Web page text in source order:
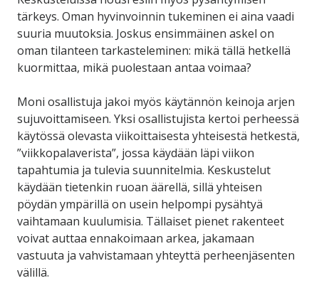
tärkeys. Oman hyvinvoinnin tukeminen ei aina vaadi
suuria muutoksia. Joskus ensimmäinen askel on
oman tilanteen tarkasteleminen: mikä tällä hetkellä
kuormittaa, mikä puolestaan antaa voimaa?
Moni osallistuja jakoi myös käytännön keinoja arjen
sujuvoittamiseen. Yksi osallistujista kertoi perheessä
käytössä olevasta viikoittaisesta yhteisestä hetkestä,
”viikkopalaverista”, jossa käydään läpi viikon
tapahtumia ja tulevia suunnitelmia. Keskustelut
käydään tietenkin ruoan äärellä, sillä yhteisen
pöydän ympärillä on usein helpompi pysähtyä
vaihtamaan kuulumisia. Tällaiset pienet rakenteet
voivat auttaa ennakoimaan arkea, jakamaan
vastuuta ja vahvistamaan yhteyttä perheenjäsenten
välillä.